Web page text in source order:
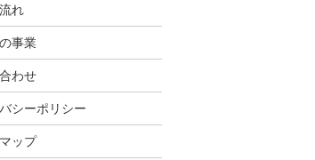
れ
事業
わせ
シーポリシー
ップ